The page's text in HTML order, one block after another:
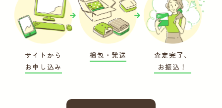
サイトから
お申し込み
梱包・発送
査定完了、
お振込！